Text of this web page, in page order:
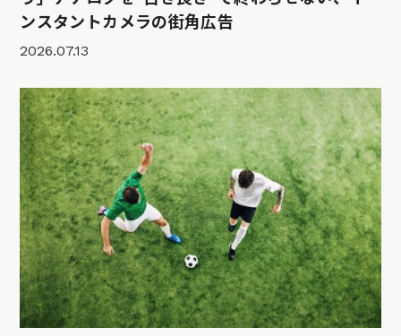
ンスタントカメラの街角広告
2026.07.13